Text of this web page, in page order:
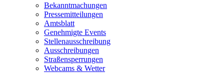
Bekanntmachungen
Pressemitteilungen
Amtsblatt
Genehmigte Events
Stellenausschreibung
Ausschreibungen
Straßensperrungen
Webcams & Wetter